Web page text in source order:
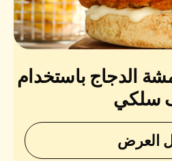
الدجاج باستخدام
سلكي
العرض